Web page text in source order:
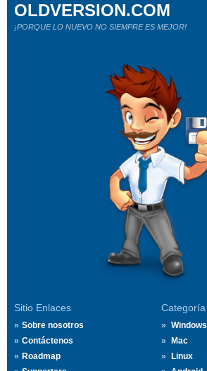
Sitio Enlaces
Sobre nosotros
Contáctenos
Roadmap
Categoría
Windows
Mac
Linux
OLDVERSION.COM
¡PORQUE LO NUEVO NO SIEMPRE ES MEJOR!